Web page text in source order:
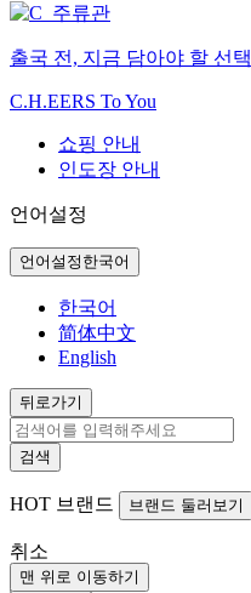
맨 위로 이동하기
출국 전, 지금 담아야 할 선택
C.H.EERS To You
쇼핑 안내
인도장 안내
언어설정
언어설정 한국어
한국어
简体中文
English
뒤로가기
검색
HOT 브랜드 브랜드 둘러보기
취소
뒤로가기